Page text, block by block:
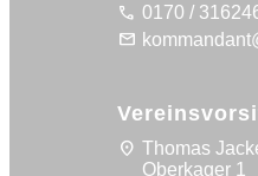
call 0170 /
mail
location_on Thomas
Oberkager 1